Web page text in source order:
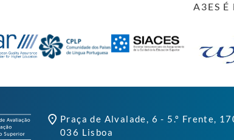
A3ES É
Praça de Alvalade, 6 - 5.º Frente,
036 Lisboa